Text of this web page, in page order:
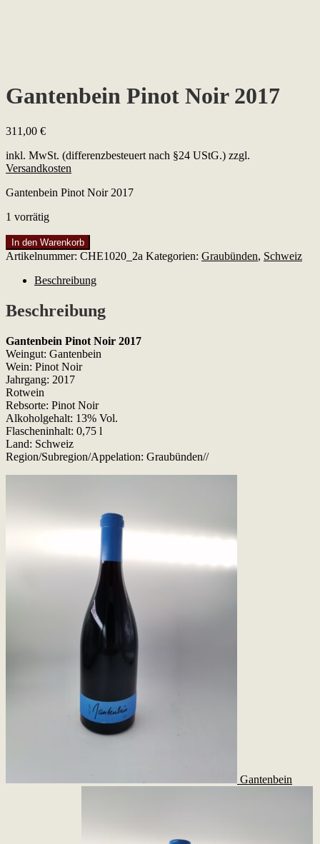
Gantenbein Pinot Noir 2017
311,00 €
inkl. MwSt. (differenzbesteuert nach §24 UStG.) zzgl.
Versandkosten
Gantenbein Pinot Noir 2017
1 vorrätig
Gantenbein
Pinot
2017
In den Warenkorb
Artikelnummer: CHE1020_2a Kategorien: Graubünden, Schweiz
Beschreibung
Beschreibung
Gantenbein Pinot Noir 2017
Weingut: Gantenbein
Wein: Pinot Noir
Jahrgang: 2017
Rotwein
Rebsorte: Pinot Noir
Alkoholgehalt: 13% Vol.
Flascheninhalt: 0,75 l
Land: Schweiz
Region/Subregion/Appelation: Graubünden//
Gantenbein